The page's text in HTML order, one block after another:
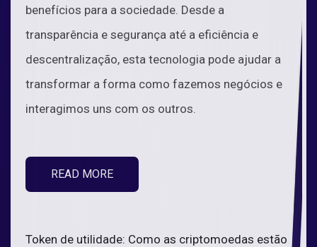
benefícios para a sociedade. Desde a
transparência e segurança até a eficiência e
descentralização, esta tecnologia pode ajudar a
transformar a forma como fazemos negócios e
interagimos uns com os outros.
READ MORE
Token de utilidade: Como as criptomoedas estão